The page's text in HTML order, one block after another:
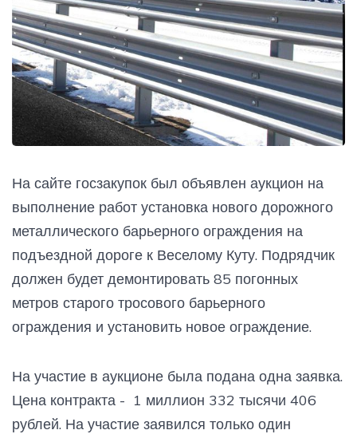
На сайте госзакупок был объявлен аукцион на
выполнение работ установка нового дорожного
металлического барьерного ограждения на
подъездной дороге к Веселому Куту. Подрядчик
должен будет демонтировать 85 погонных
метров старого тросового барьерного
ограждения и установить новое ограждение.
На участие в аукционе была подана одна заявка.
Цена контракта - 1 миллион 332 тысячи 406
рублей. На участие заявился только один